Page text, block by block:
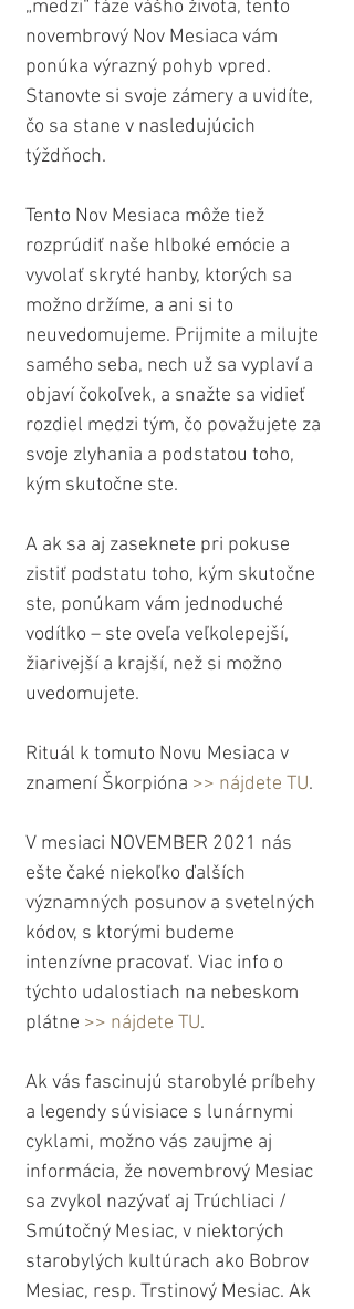
„medzi“ fáze vášho života, tento
novembrový Nov Mesiaca vám
ponúka výrazný pohyb vpred.
Stanovte si svoje zámery a uvidíte,
čo sa stane v nasledujúcich
týždňoch.
Tento Nov Mesiaca môže tiež
rozprúdiť naše hlboké emócie a
vyvolať skryté hanby, ktorých sa
možno držíme, a ani si to
neuvedomujeme. Prijmite a milujte
samého seba, nech už sa vyplaví a
objaví čokoľvek, a snažte sa vidieť
rozdiel medzi tým, čo považujete za
svoje zlyhania a podstatou toho,
kým skutočne ste.
A ak sa aj zaseknete pri pokuse
zistiť podstatu toho, kým skutočne
ste, ponúkam vám jednoduché
vodítko – ste oveľa veľkolepejší,
žiarivejší a krajší, než si možno
uvedomujete.
Rituál k tomuto Novu Mesiaca v
znamení Škorpióna >> nájdete TU.
V mesiaci NOVEMBER 2021 nás
ešte čaké niekoľko ďalších
významných posunov a svetelných
kódov, s ktorými budeme
intenzívne pracovať. Viac info o
týchto udalostiach na nebeskom
plátne >> nájdete TU.
Ak vás fascinujú starobylé príbehy
a legendy súvisiace s lunárnymi
cyklami, možno vás zaujme aj
informácia, že novembrový Mesiac
sa zvykol nazývať aj Trúchliaci /
Smútočný Mesiac, v niektorých
starobylých kultúrach ako Bobrov
Mesiac, resp. Trstinový Mesiac. Ak